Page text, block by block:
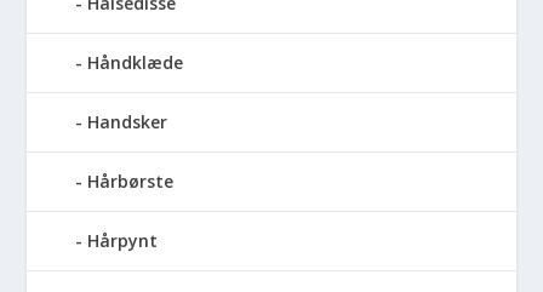
Håndklæde
Handsker
Hårbørste
Hårpynt